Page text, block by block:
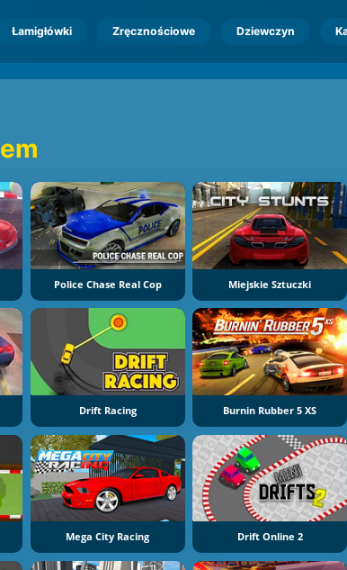
Łamigłówki Zręcznościowe Dziewczyn
Police Chase Real Cop Miejskie Sztuczki
Drift Racing Burnin Rubber 5 XS
Mega City Racing Drift Online 2